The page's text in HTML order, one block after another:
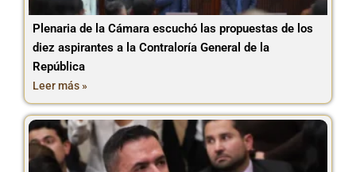
Plenaria de la Cámara escuchó las propuestas de los
diez aspirantes a la Contraloría General de la
República
Leer más »